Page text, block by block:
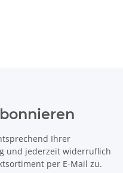
Ihrer
und jederzeit widerruflich
per E-Mail zu.